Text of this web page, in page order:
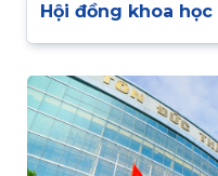
Hội đồng khoa